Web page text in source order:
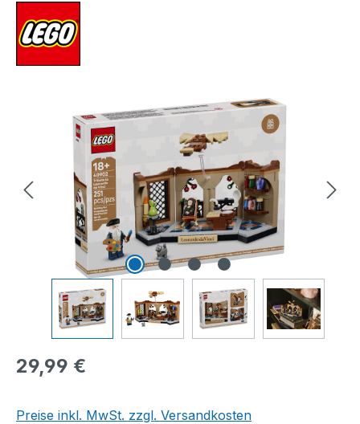
Bildergalerie überspringen
Regulärer Preis:
29,99 €
Preise inkl. MwSt. zzgl. Versandkosten